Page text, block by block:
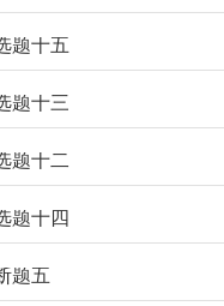
题十五
题十三
题十二
题十四
题五